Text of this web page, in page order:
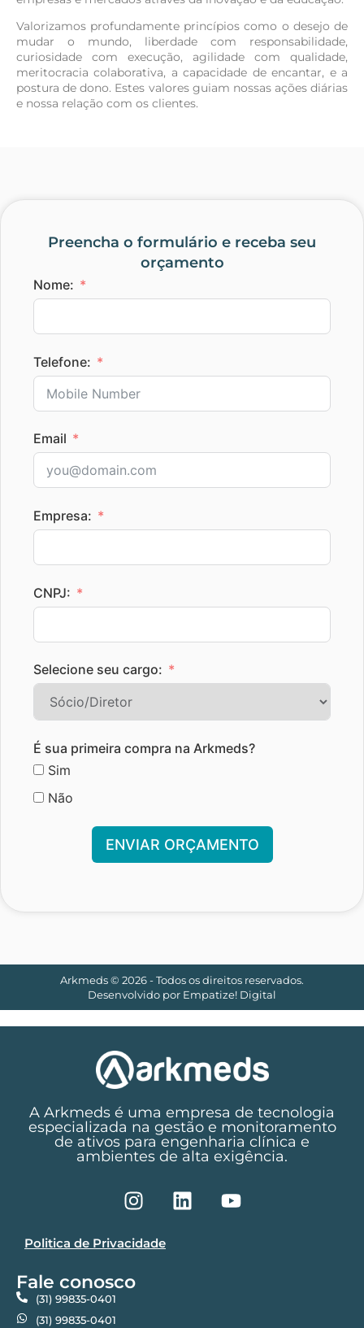
Valorizamos profundamente princípios como o desejo de
mudar o mundo, liberdade com responsabilidade,
curiosidade com execução, agilidade com qualidade,
meritocracia colaborativa, a capacidade de encantar, e a
postura de dono. Estes valores guiam nossas ações diárias
e nossa relação com os clientes.
Preencha o formulário e receba seu
orçamento
Nome:
Telefone:
Email
Empresa:
CNPJ:
Selecione seu cargo:
É sua primeira compra na Arkmeds?
Sim
Não
ENVIAR ORÇAMENTO
Arkmeds © 2026 - Todos os direitos reservados.
Desenvolvido por Empatize! Digital
A Arkmeds é uma empresa de tecnologia
especializada na gestão e monitoramento
de ativos para engenharia clínica e
ambientes de alta exigência.
Politica de Privacidade
Fale conosco
(31) 99835-0401
(31) 99835-0401